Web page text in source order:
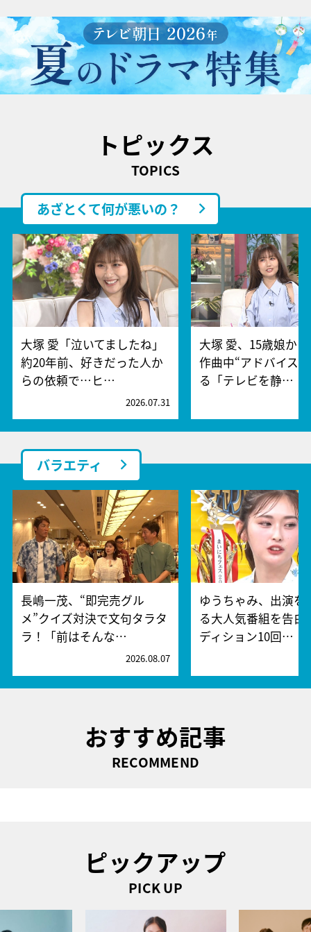
トピックス
TOPICS
あざとくて何が悪いの？
大塚 愛「泣いてましたね」
約20年前、好きだった人か
らの依頼で…ヒ…
2026.07.31
大塚 愛、15歳娘か
作曲中“アドバイス”
る「テレビを静…
バラエティ
長嶋一茂、“即完売グル
メ”クイズ対決で文句タラタ
ラ！「前はそんな…
2026.08.07
ゆうちゃみ、出演を
る大人気番組を告白
ディション10回…
おすすめ記事
RECOMMEND
ピックアップ
PICK UP